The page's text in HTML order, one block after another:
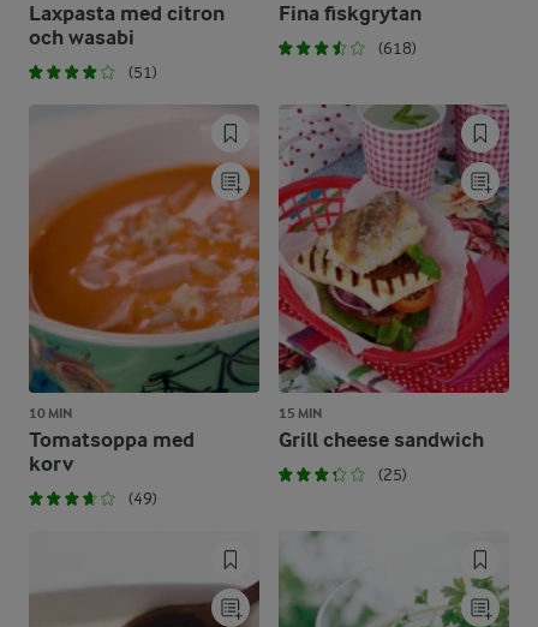
Laxpasta med citron
och wasabi
(51)
Fina fiskgrytan
(618)
10 MIN
Tomatsoppa med
korv
(49)
15 MIN
Grill cheese sandwich
(25)